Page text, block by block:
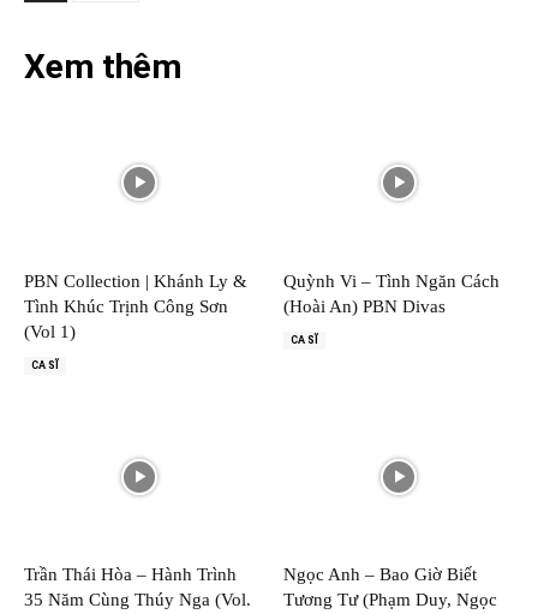
Xem thêm
PBN Collection | Khánh Ly &
Tình Khúc Trịnh Công Sơn
(Vol 1)
CA SĨ
Quỳnh Vi – Tình Ngăn Cách
(Hoài An) PBN Divas
CA SĨ
Trần Thái Hòa – Hành Trình
35 Năm Cùng Thúy Nga (Vol.
Ngọc Anh – Bao Giờ Biết
Tương Tư (Phạm Duy, Ngọc